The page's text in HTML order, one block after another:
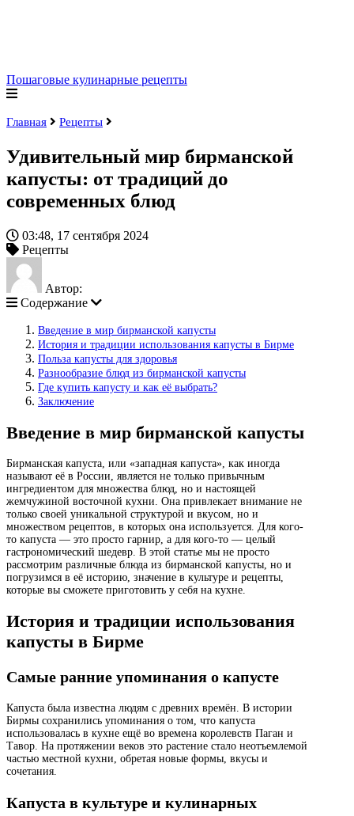
Пошаговые кулинарные рецепты
Главная Рецепты
Удивительный мир бирманской
капусты: от традиций до
современных блюд
03:48, 17 сентября 2024
Рецепты
Автор:
Содержание
Введение в мир бирманской капусты
История и традиции использования капусты в Бирме
Польза капусты для здоровья
Разнообразие блюд из бирманской капусты
Где купить капусту и как её выбрать?
Заключение
Введение в мир бирманской капусты
Бирманская капуста, или «западная капуста», как иногда
называют её в России, является не только привычным
ингредиентом для множества блюд, но и настоящей
жемчужиной восточной кухни. Она привлекает внимание не
только своей уникальной структурой и вкусом, но и
множеством рецептов, в которых она используется. Для кого-
то капуста — это просто гарнир, а для кого-то — целый
гастрономический шедевр. В этой статье мы не просто
рассмотрим различные блюда из бирманской капусты, но и
погрузимся в её историю, значение в культуре и рецепты,
которые вы сможете приготовить у себя на кухне.
История и традиции использования
капусты в Бирме
Самые ранние упоминания о капусте
Капуста была известна людям с древних времён. В истории
Бирмы сохранились упоминания о том, что капуста
использовалась в кухне ещё во времена королевств Паган и
Тавор. На протяжении веков это растение стало неотъемлемой
частью местной кухни, обретая новые формы, вкусы и
сочетания.
Капуста в культуре и кулинарных